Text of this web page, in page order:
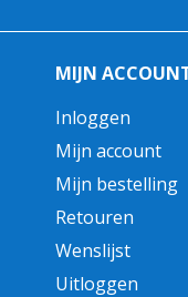
MIJN
Inloggen
Mijn account
Mijn bestelling
Retouren
Wenslijst
Uitloggen